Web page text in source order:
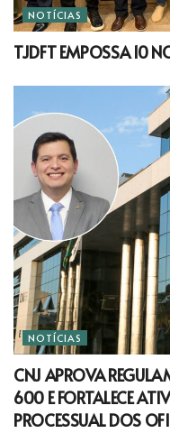
NOTÍCIAS
TJDFT EMPOSSA 10
NOTÍCIAS
CNJ APROVA
600 E FORTALECE
PROCESSUAL DOS